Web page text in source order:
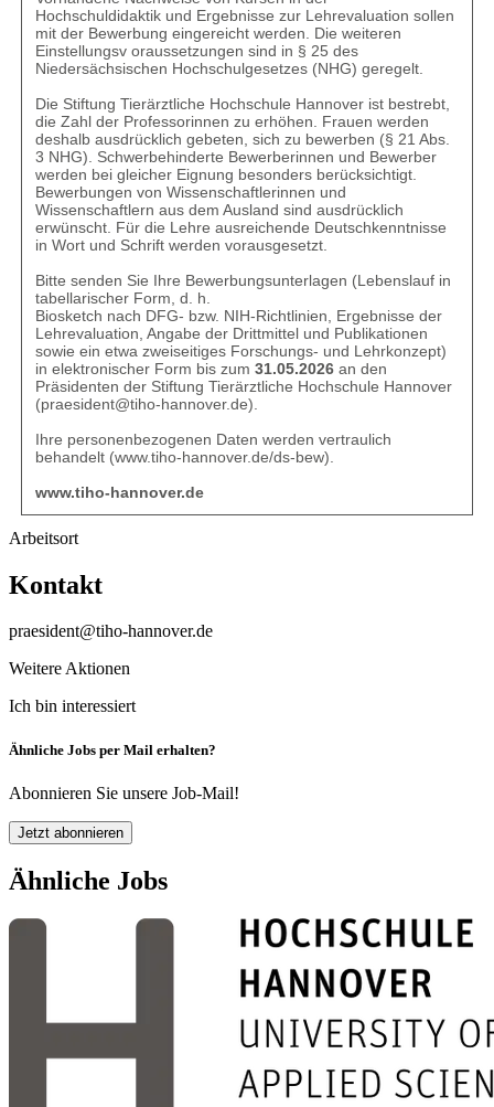
Hochschuldidaktik und Ergebnisse zur Lehrevaluation sollen
mit der Bewerbung eingereicht werden. Die weiteren
Einstellungsv oraussetzungen sind in § 25 des
Niedersächsischen Hochschulgesetzes (NHG) geregelt.
Die Stiftung Tierärztliche Hochschule Hannover ist bestrebt,
die Zahl der Professorinnen zu erhöhen. Frauen werden
deshalb ausdrücklich gebeten, sich zu bewerben (§ 21 Abs.
3 NHG). Schwerbehinderte Bewerberinnen und Bewerber
werden bei gleicher Eignung besonders berücksichtigt.
Bewerbungen von Wissenschaftlerinnen und
Wissenschaftlern aus dem Ausland sind ausdrücklich
erwünscht. Für die Lehre ausreichende Deutschkenntnisse
in Wort und Schrift werden vorausgesetzt.
Bitte senden Sie Ihre Bewerbungsunterlagen (Lebenslauf in
tabellarischer Form, d. h.
Biosketch nach DFG- bzw. NIH-Richtlinien, Ergebnisse der
Lehrevaluation, Angabe der Drittmittel und Publikationen
sowie ein etwa zweiseitiges Forschungs- und Lehrkonzept)
in elektronischer Form bis zum31.05.2026 an den
Präsidenten der Stiftung Tierärztliche Hochschule Hannover
(praesident@tiho-hannover.de).
Ihre personenbezogenen Daten werden vertraulich
behandelt (www.tiho-hannover.de/ds-bew).
www.tiho-hannover.de
Arbeitsort
Kontakt
praesident@tiho-hannover.de
Weitere Aktionen
Ich bin interessiert
Ähnliche Jobs per Mail erhalten?
Abonnieren Sie unsere Job-Mail!
Jetzt abonnieren
Ähnliche Jobs